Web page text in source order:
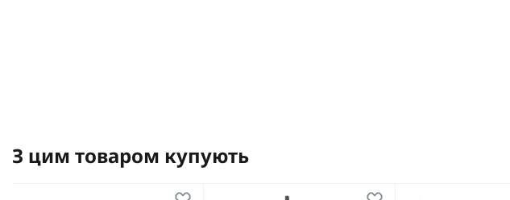
З цим товаром купують